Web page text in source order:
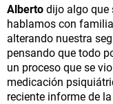
Albertodijo algo que
hablamos con
alterando nuestra
pensando que todo
un proceso que se
medicación
reciente informe de